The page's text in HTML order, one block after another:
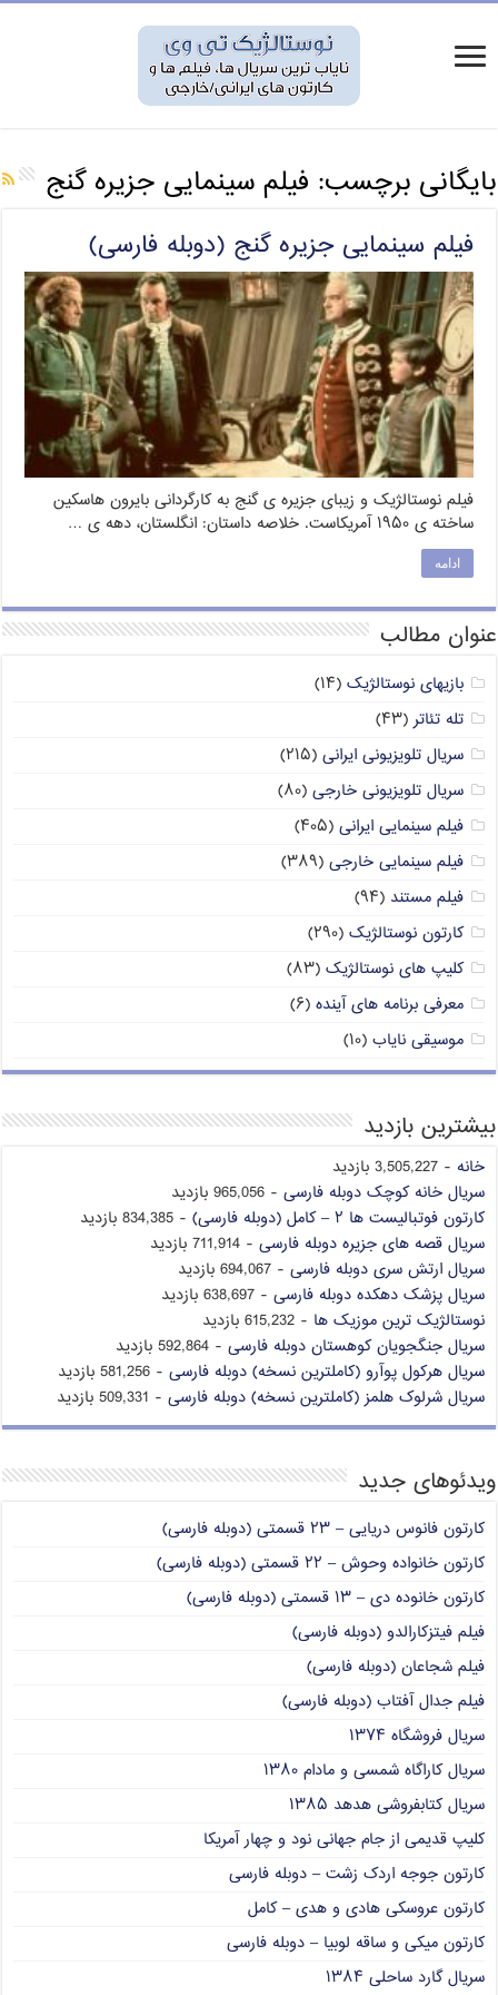
بایگانی برچسب: فیلم سینمایی جزیره گنج
فیلم سینمایی جزیره گنج (دوبله فارسی)
فیلم نوستالژیک و زیبای جزیره ی گنج به کارگردانی بایرون هاسکین
ساخته ی ۱۹۵۰ آمریکاست. خلاصه داستان: انگلستان، دهه ‏ى …
ادامه
عنوان مطالب
بازیهای نوستالژیک (۱۴)
تله تئاتر(۴۳)
سریال تلویزیونی ایرانی (۲۱۵)
سریال تلویزیونی خارجی (۸۰)
فیلم سینمایی ایرانی (۴۰۵)
فیلم سینمایی خارجی (۳۸۹)
فیلم مستند (۹۴)
کارتون نوستالژیک (۲۹۰)
کلیپ های نوستالژیک (۸۳)
معرفی برنامه های آینده (۶)
موسیقی نایاب (۱۰)
بیشترین بازدید
خانه - 3,505,227 بازدید
سریال خانه کوچک دوبله فارسی - 965,056 بازدید
کارتون فوتبالیست ها ۲ – کامل (دوبله فارسی)
- 834,385 بازدید
سریال قصه های جزیره دوبله فارسی - 711,914 بازدید
سریال ارتش سری دوبله فارسی - 694,067 بازدید
سریال پزشک دهکده دوبله فارسی - 638,697 بازدید
نوستالژیک ترین موزیک ها - 615,232 بازدید
سریال جنگجویان کوهستان دوبله فارسی - 592,864 بازدید
سریال هرکول پوآرو (کاملترین نسخه) دوبله فارسی - 581,256 بازدید
سریال شرلوک هلمز (کاملترین نسخه) دوبله فارسی - 509,331 بازدید
ویدئوهای جدید
کارتون فانوس دریایی – ۲۳ قسمتی (دوبله فارسی)
کارتون خانواده وحوش – ۲۲ قسمتی (دوبله فارسی)
کارتون خانوده دی – ۱۳ قسمتی (دوبله فارسی)
فیلم فیتزکارالدو (دوبله فارسی)
فیلم شجاعان (دوبله فارسی)
فیلم جدال آفتاب (دوبله فارسی)
سریال فروشگاه ۱۳۷۴
سریال کاراگاه شمسی و مادام ۱۳۸۰
سریال کتابفروشی هدهد ۱۳۸۵
کلیپ قدیمی از جام جهانی نود و چهار آمریکا
کارتون جوجه اردک زشت – دوبله فارسی
کارتون عروسکی هادی و هدی – کامل
کارتون میکی و ساقه لوبیا – دوبله فارسی
سریال گارد ساحلی ۱۳۸۴